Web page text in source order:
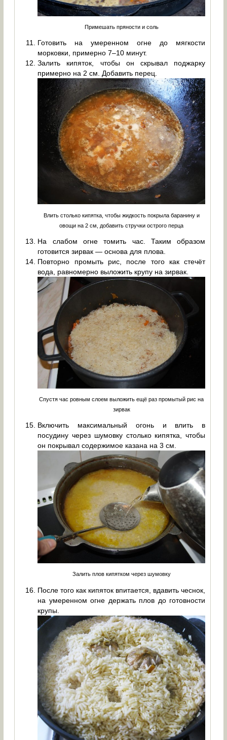
Примешать пряности и соль
Готовить на умеренном огне до мягкости
морковки, примерно 7–10 минут.
Залить кипяток, чтобы он скрывал поджарку
примерно на 2 см. Добавить перец.
Влить столько кипятка, чтобы жидкость покрыла баранину и
овощи на 2 см, добавить стручки острого перца
На слабом огне томить час. Таким образом
готовится зирвак — основа для плова.
Повторно промыть рис, после того как стечёт
вода, равномерно выложить крупу на зирвак.
Спустя час ровным слоем выложить ещё раз промытый рис на
зирвак
Включить максимальный огонь и влить в
посудину через шумовку столько кипятка, чтобы
он покрывал содержимое казана на 3 см.
Залить плов кипятком через шумовку
После того как кипяток впитается, вдавить чеснок,
на умеренном огне держать плов до готовности
крупы.